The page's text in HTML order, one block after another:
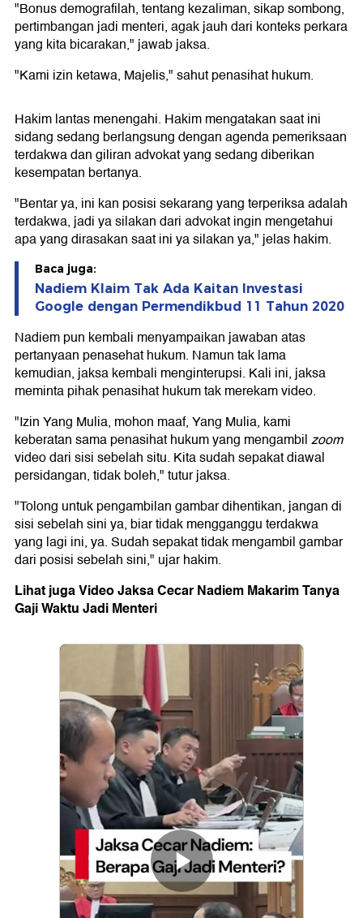
"Bonus demografilah, tentang kezaliman, sikap sombong,
pertimbangan jadi menteri, agak jauh dari konteks perkara
yang kita bicarakan," jawab jaksa.
"Kami izin ketawa, Majelis," sahut penasihat hukum.
Hakim lantas menengahi. Hakim mengatakan saat ini
sidang sedang berlangsung dengan agenda pemeriksaan
terdakwa dan giliran advokat yang sedang diberikan
kesempatan bertanya.
"Bentar ya, ini kan posisi sekarang yang terperiksa adalah
terdakwa, jadi ya silakan dari advokat ingin mengetahui
apa yang dirasakan saat ini ya silakan ya," jelas hakim.
Baca juga:
Nadiem Klaim Tak Ada Kaitan Investasi
Google dengan Permendikbud 11 Tahun 2020
Nadiem pun kembali menyampaikan jawaban atas
pertanyaan penasehat hukum. Namun tak lama
kemudian, jaksa kembali menginterupsi. Kali ini, jaksa
meminta pihak penasihat hukum tak merekam video.
"Izin Yang Mulia, mohon maaf, Yang Mulia, kami
keberatan sama penasihat hukum yang mengambilzoom
video dari sisi sebelah situ. Kita sudah sepakat diawal
persidangan, tidak boleh," tutur jaksa.
"Tolong untuk pengambilan gambar dihentikan, jangan di
sisi sebelah sini ya, biar tidak mengganggu terdakwa
yang lagi ini, ya. Sudah sepakat tidak mengambil gambar
dari posisi sebelah sini," ujar hakim.
Lihat juga Video Jaksa Cecar Nadiem Makarim Tanya
Gaji Waktu Jadi Menteri